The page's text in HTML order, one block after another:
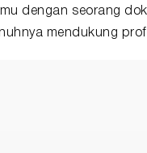
dengan seorang
mendukung